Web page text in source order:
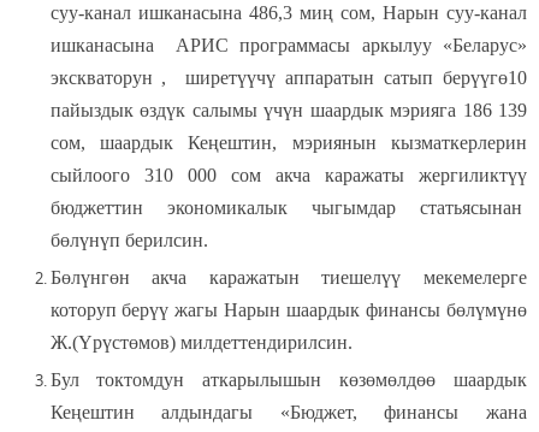
суу-канал ишканасына 486,3 миң сом, Нарын суу-канал
ишканасына АРИС программасы аркылуу «Беларус»
экскваторун , ширетүүчү аппаратын сатып берүүгө10
пайыздык өздүк салымы үчүн шаардык мэрияга 186 139
сом, шаардык Кеңештин, мэриянын кызматкерлерин
сыйлоого 310 000 сом акча каражаты жергиликтүү
бюджеттин экономикалык чыгымдар статьясынан
бөлүнүп берилсин.
Бөлүнгөн акча каражатын тиешелүү мекемелерге
которуп берүү жагы Нарын шаардык финансы бөлүмүнө
Ж.(Үрүстөмов) милдеттендирилсин.
Бул токтомдун аткарылышын көзөмөлдөө шаардык
Кеңештин алдындагы «Бюджет, финансы жана